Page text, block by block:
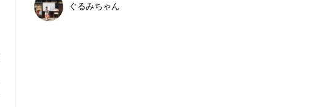
ぐるみちゃん